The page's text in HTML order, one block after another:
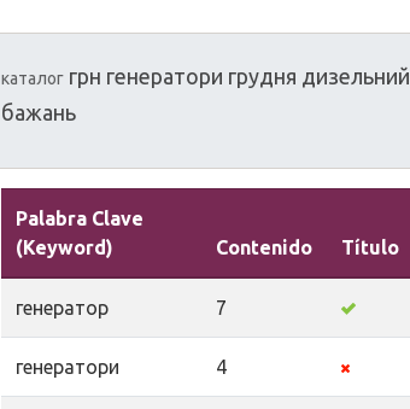
каталог грн генератори грудня дизельний
бажань
Palabra Clave
(Keyword)
Contenido Título
генератор 7
генератори 4